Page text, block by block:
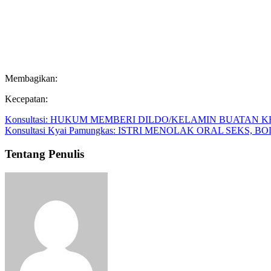
Membagikan:
Kecepatan:
Konsultasi: HUKUM MEMBERI DILDO/KELAMIN BUATAN
Konsultasi Kyai Pamungkas: ISTRI MENOLAK ORAL SEKS,
Tentang Penulis